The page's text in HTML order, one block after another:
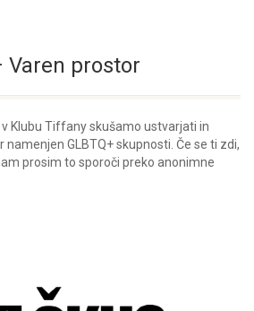
Varen prostor
v Klubu Tiffany skušamo ustvarjati in
GLBTQ+ skupnosti. Če se ti zdi,
prosim to sporoči preko anonimne